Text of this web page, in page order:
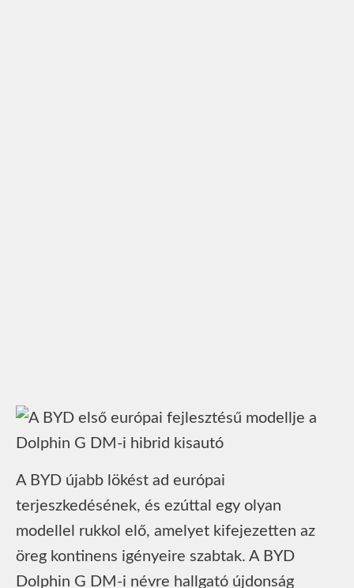
A BYD újabb lökést ad európai
terjeszkedésének, és ezúttal egy olyan
modellel rukkol elő, amelyet kifejezetten az
öreg kontinens igényeire szabtak. A BYD
Dolphin G DM-i névre hallgató újdonság